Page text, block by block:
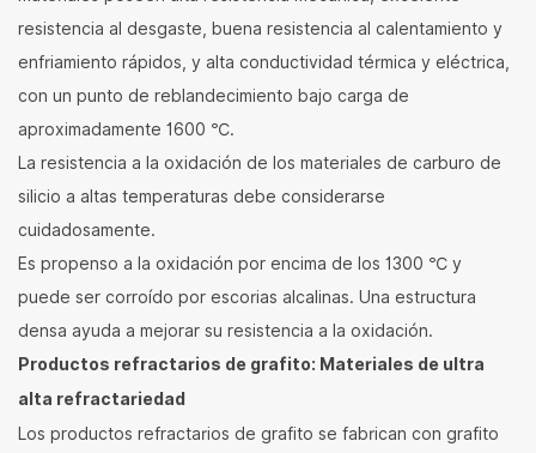
resistencia al desgaste, buena resistencia al calentamiento y
enfriamiento rápidos, y alta conductividad térmica y eléctrica,
con un punto de reblandecimiento bajo carga de
aproximadamente 1600 ℃.
La resistencia a la oxidación de los materiales de carburo de
silicio a altas temperaturas debe considerarse
cuidadosamente.
Es propenso a la oxidación por encima de los 1300 ℃ y
puede ser corroído por escorias alcalinas. Una estructura
densa ayuda a mejorar su resistencia a la oxidación.
Productos refractarios de grafito: Materiales de ultra
alta refractariedad
Los productos refractarios de grafito se fabrican con grafito